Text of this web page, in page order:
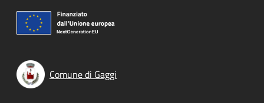
Comune di Gaggi